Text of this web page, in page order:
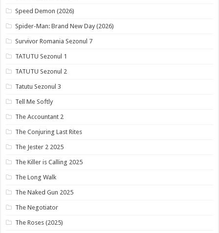
Speed Demon (2026)
Spider-Man: Brand New Day (2026)
Survivor Romania Sezonul 7
TATUTU Sezonul 1
TATUTU Sezonul 2
Tatutu Sezonul 3
Tell Me Softly
The Accountant 2
The Conjuring Last Rites
The Jester 2 2025
The Killer is Calling 2025
The Long Walk
The Naked Gun 2025
The Negotiator
The Roses (2025)